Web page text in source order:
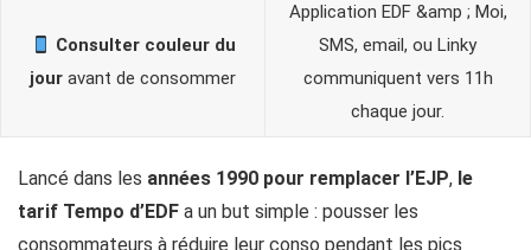
Consulter couleur du
jour avant de consommer
Application EDF &amp ; Moi,
SMS, email, ou Linky
communiquent vers 11h
chaque jour.
Lancé dans les années 1990 pour remplacer l’EJP, le
tarif Tempo d’EDF a un but simple : pousser les
consommateurs à réduire leur conso pendant les pics